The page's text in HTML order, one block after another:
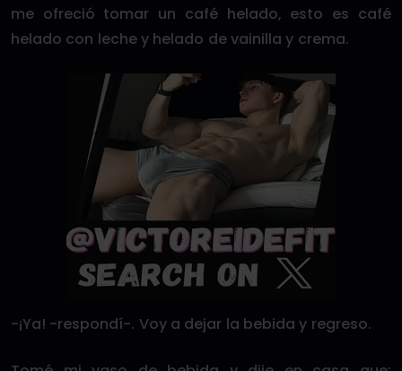
me ofreció tomar un café helado, esto es café
helado con leche y helado de vainilla y crema.
-¡Ya! -respondí-. Voy a dejar la bebida y regreso.